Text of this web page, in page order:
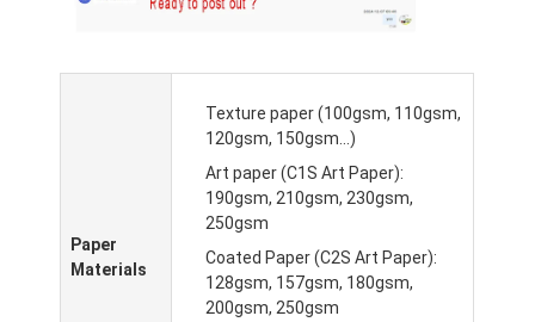
Paper
Materials
Texture paper (100gsm, 110gsm,
120gsm, 150gsm...)
Art paper (C1S Art Paper):
190gsm, 210gsm, 230gsm,
250gsm
Coated Paper (C2S Art Paper):
128gsm, 157gsm, 180gsm,
200gsm, 250gsm